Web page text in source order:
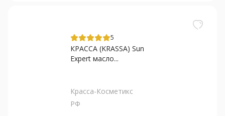
5
КРАССА (KRASSA) Sun
Expert масло...
Красса-Косметикс
РФ